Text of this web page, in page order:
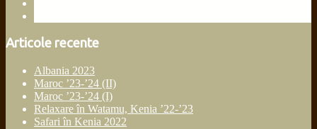
Articole recente
Albania 2023
Maroc ’23-’24 (II)
Maroc ’23-’24 (I)
Relaxare în Watamu, Kenia ’22-’23
Safari în Kenia 2022